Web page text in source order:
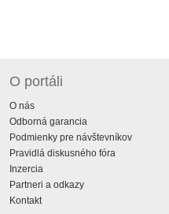
O portáli
O nás
Odborná garancia
Podmienky pre návštevníkov
Pravidlá diskusného fóra
Inzercia
Partneri a odkazy
Kontakt